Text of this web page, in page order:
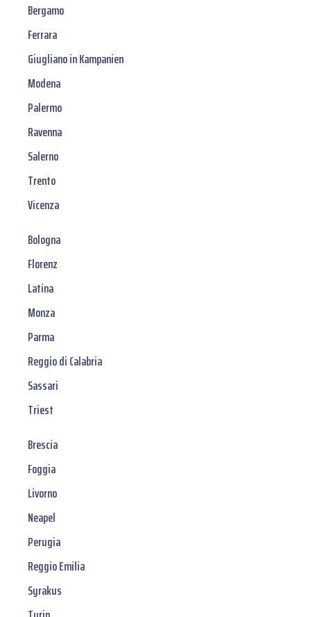
Bergamo
Ferrara
Giugliano in Kampanien
Modena
Palermo
Ravenna
Salerno
Trento
Vicenza
Bologna
Florenz
Latina
Monza
Parma
Reggio di Calabria
Sassari
Triest
Brescia
Foggia
Livorno
Neapel
Perugia
Reggio Emilia
Syrakus